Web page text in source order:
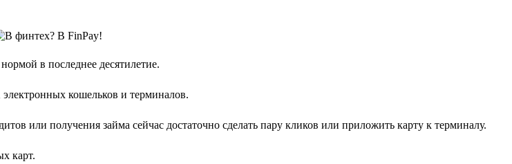
в последнее десятилетие.
кошельков и терминалов.
или получения займа сейчас достаточно сделать пару кликов или приложить карту к терминалу.
карт.